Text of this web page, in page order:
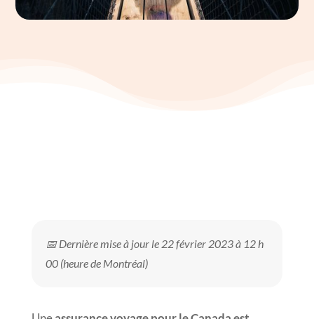
📅 Dernière mise à jour le 22 février 2023 à 12 h
00 (heure de Montréal)